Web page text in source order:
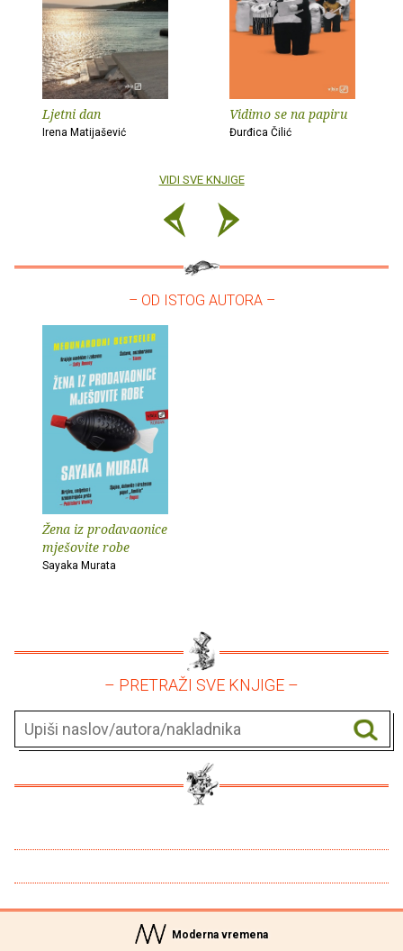
Ljetni dan
Irena Matijašević
Vidimo se na papiru
Đurđica Čilić
VIDI SVE KNJIGE
– OD ISTOG AUTORA –
Žena iz prodavaonice
mješovite robe
Sayaka Murata
– PRETRAŽI SVE KNJIGE –
Moderna vremena